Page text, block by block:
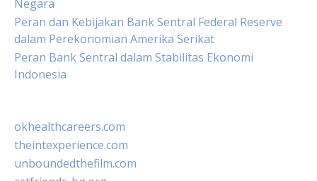
Negara
Peran dan Kebijakan Bank Sentral Federal Reserve
dalam Perekonomian Amerika Serikat
Peran Bank Sentral dalam Stabilitas Ekonomi
Indonesia
okhealthcareers.com
theintexperience.com
unboundedthefilm.com